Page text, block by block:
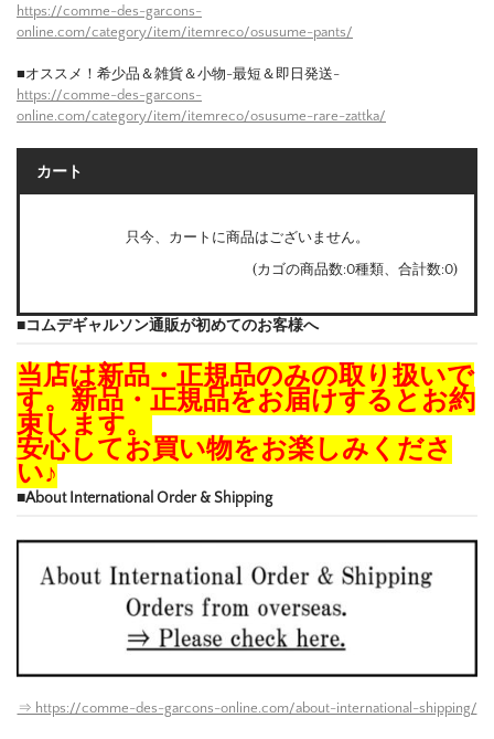
https://comme-des-garcons-
online.com/category/item/itemreco/osusume-pants/
■オススメ！希少品＆雑貨＆小物-最短＆即日発送-
https://comme-des-garcons-
online.com/category/item/itemreco/osusume-rare-zattka/
カート
只今、カートに商品はございません。
(カゴの商品数:0種類、合計数:0)
■コムデギャルソン通販が初めてのお客様へ
当店は新品・正規品のみの取り扱いで
す。新品・正規品をお届けするとお約
束します。
安心してお買い物をお楽しみくださ
い♪
■About International Order & Shipping
⇒ https://comme-des-garcons-online.com/about-international-shipping/